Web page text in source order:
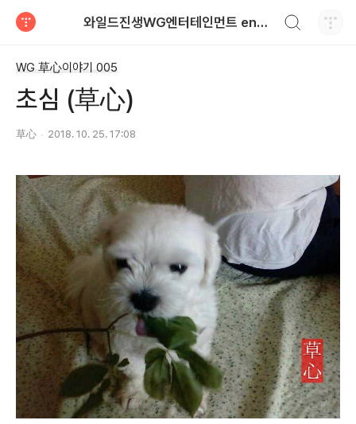
와일드진생WG엔터테인먼트 entertainment
WG 草心이야기 005
초심 (草心)
草心 2018. 10. 25. 17:08